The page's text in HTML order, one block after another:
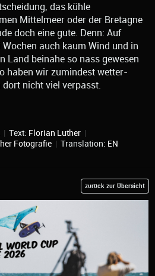
das kühle
Mittelmeer oder der Bretagne
doch eine gute. Denn: Auf
auch kaum Wind und in
Land beinahe so nass gewesen
haben wir zumindest wetter-
nicht viel verpasst.
| Text: Florian Luther |
Fotografie | Translation: EN
zurück zur Übersicht